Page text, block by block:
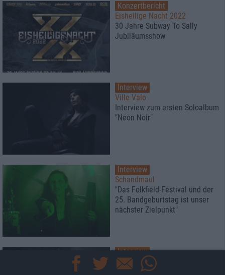
Konzertbericht
Eisheilige Nacht 2022
30 Jahre Subway To Sally
Jubiläumsshow
Interview
Ville Valo
Interview zum ersten Soloalbum
"Neon Noir"
Interview
Schandmaul
"Das Folkfield-Festival und der
25. Bandgeburtstag ist unser
nächster Zielpunkt"
Interview
Atrocity
Der Meister über die letzte